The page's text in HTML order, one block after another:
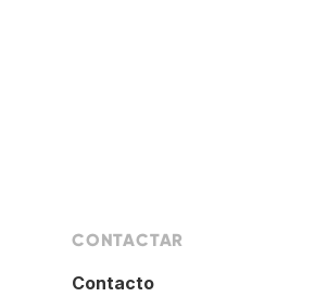
CONTACTAR
Contacto